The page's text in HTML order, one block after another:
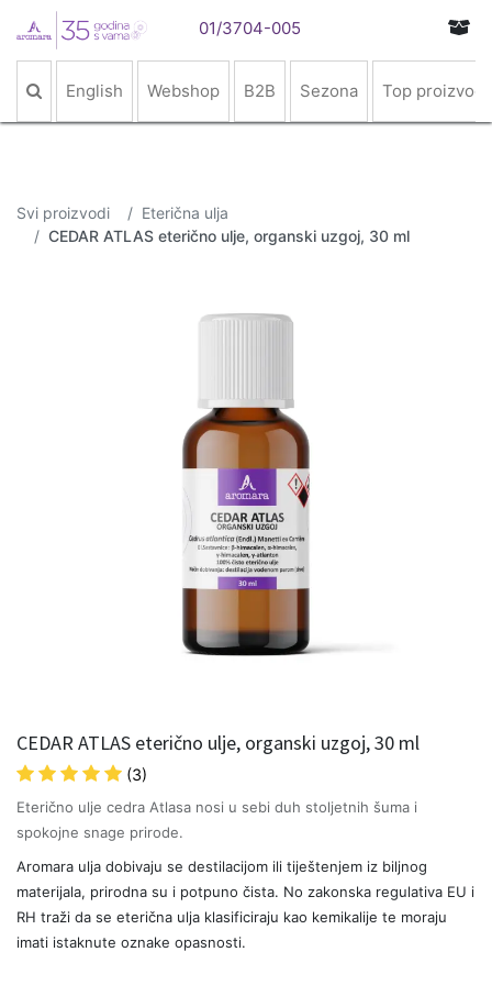
01/3704-005
English Webshop B2B Sezona Top proizvodi
Svi proizvodi
Eterična ulja
CEDAR ATLAS eterično ulje, organski uzgoj, 30 ml
CEDAR ATLAS eterično ulje, organski uzgoj, 30 ml
(3)
Eterično ulje cedra Atlasa nosi u sebi duh stoljetnih šuma i
spokojne snage prirode.
Aromara ulja dobivaju se destilacijom ili tiještenjem iz biljnog
materijala, prirodna su i potpuno čista. No zakonska regulativa EU i
RH traži da se eterična ulja klasificiraju kao kemikalije te moraju
imati istaknute oznake opasnosti.